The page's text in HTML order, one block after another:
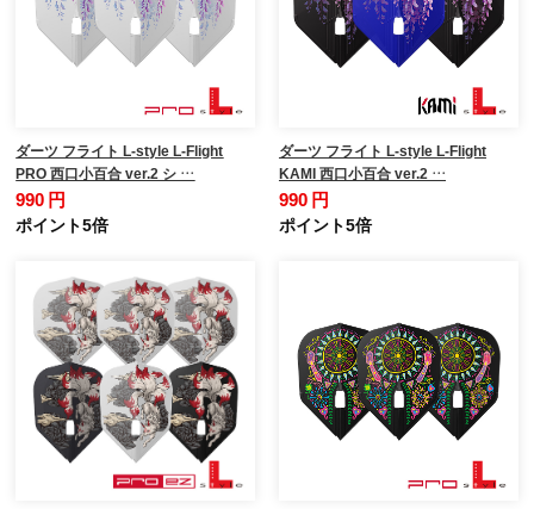
ダーツ フライト L-style L-Flight
PRO 西口小百合 ver.2 シ …
990 円
ポイント5倍
ダーツ フライト L-style L-Flight
KAMI 西口小百合 ver.2 …
990 円
ポイント5倍